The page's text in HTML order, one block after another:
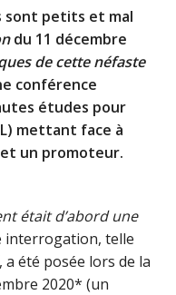
sont petits et mal
du 11 décembre
de cette néfaste
conférence
études pour
mettant face à
un promoteur.
était d’abord une
interrogation, telle
, a été posée lors de la
2020* (un